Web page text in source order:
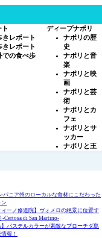
きレポート
きレポート
での食べ歩
ディープナポリ
ナポリの歴
史
ナポリと音
楽
ナポリと映
画
ナポリと芸
術
ナポリとカ
フェ
ナポリとサ
ッカー
ナポリと王
パニア州のローカルな食材にこだわった
ン
ィーノ修道院】ヴォメロの絶景に位置す
-Certosa di San Martino-
】パステルカラーが素敵なプローチダ島
報！